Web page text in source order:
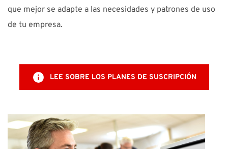
que mejor se adapte a las necesidades y patrones de uso
de tu empresa.
LEE SOBRE LOS PLANES DE SUSCRIPCIÓN